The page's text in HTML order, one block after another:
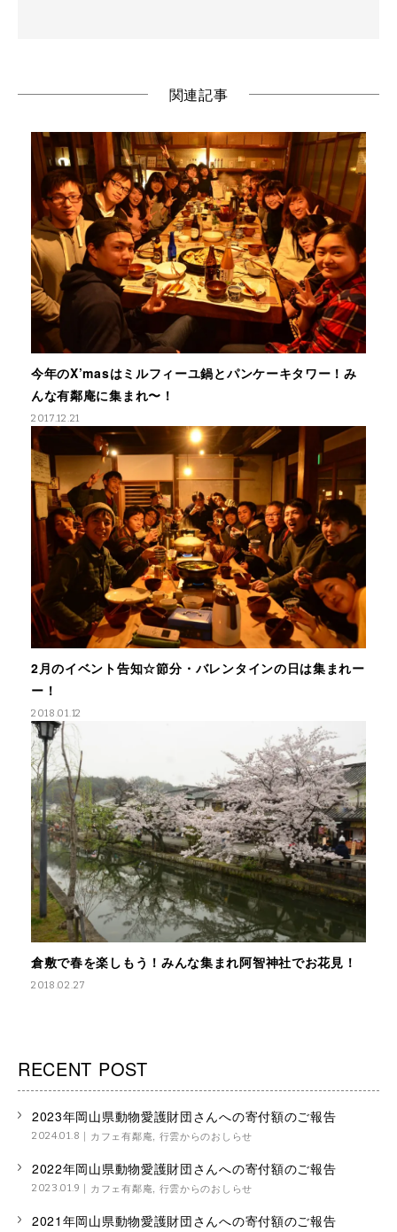
関連記事
今年のX’masはミルフィーユ鍋とパンケーキタワー！み
んな有鄰庵に集まれ〜！
2017.12.21
2月のイベント告知☆節分・バレンタインの日は集まれー
ー！
2018.01.12
倉敷で春を楽しもう！みんな集まれ阿智神社でお花見！
2018.02.27
RECENT POST
2023年岡山県動物愛護財団さんへの寄付額のご報告
2024.01.8 カフェ有鄰庵 行雲からのおしらせ
2022年岡山県動物愛護財団さんへの寄付額のご報告
2023.01.9 カフェ有鄰庵 行雲からのおしらせ
2021年岡山県動物愛護財団さんへの寄付額のご報告